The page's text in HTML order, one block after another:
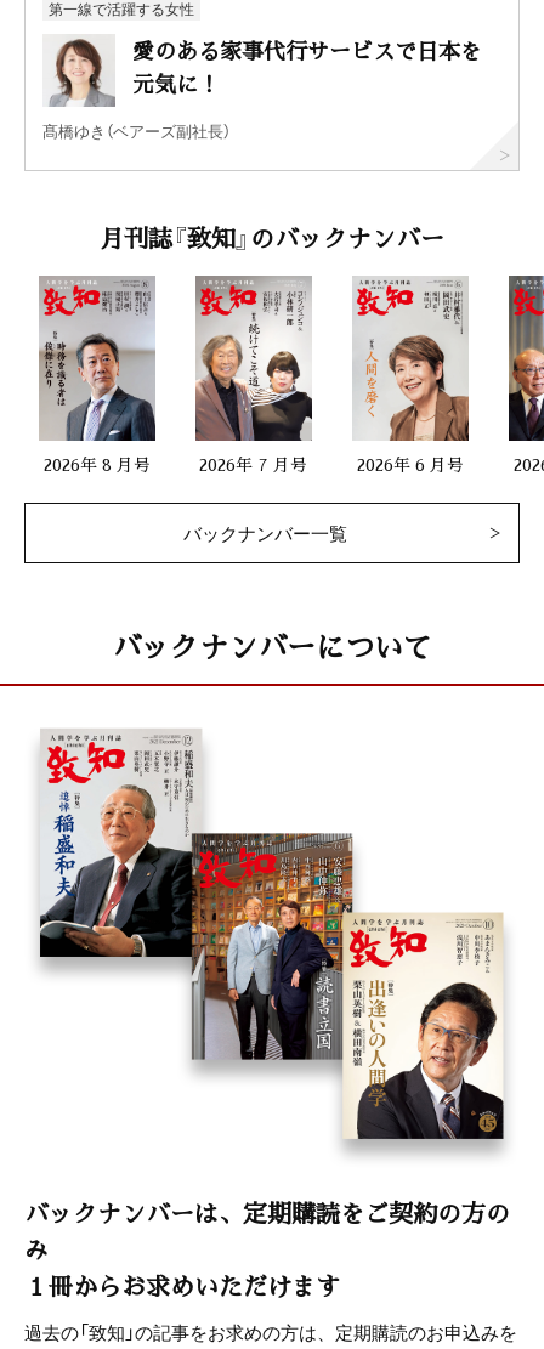
第一線で活躍する女性
愛のある家事代行サービスで日本を
元気に！
髙橋ゆき（ベアーズ副社長）
月刊誌『致知』のバックナンバー
2026年 8 月号 2026年 7 月号 2026年 6 月号
バックナンバー一覧
バックナンバーについて
バックナンバーは、定期購読をご契約の方の
み
１冊からお求めいただけます
過去の「致知」の記事をお求めの方は、定期購読のお申込みを